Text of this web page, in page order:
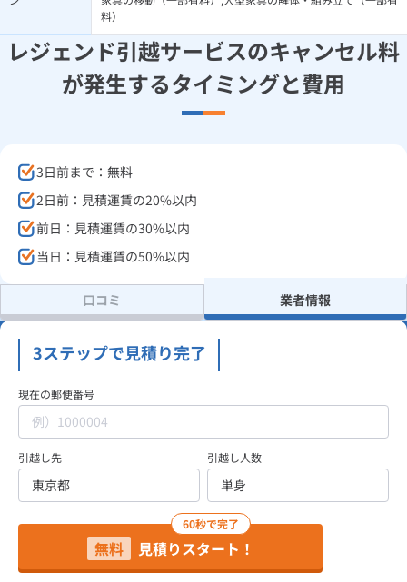
料）
レジェンド引越サービスのキャンセル料
が発生するタイミングと費用
3日前まで：無料
2日前：見積運賃の20%以内
前日：見積運賃の30%以内
当日：見積運賃の50%以内
口コミ 業者情報
3ステップで見積り完了
現在の郵便番号
引越し先 引越し人数
60秒で完了
無料 見積りスタート！